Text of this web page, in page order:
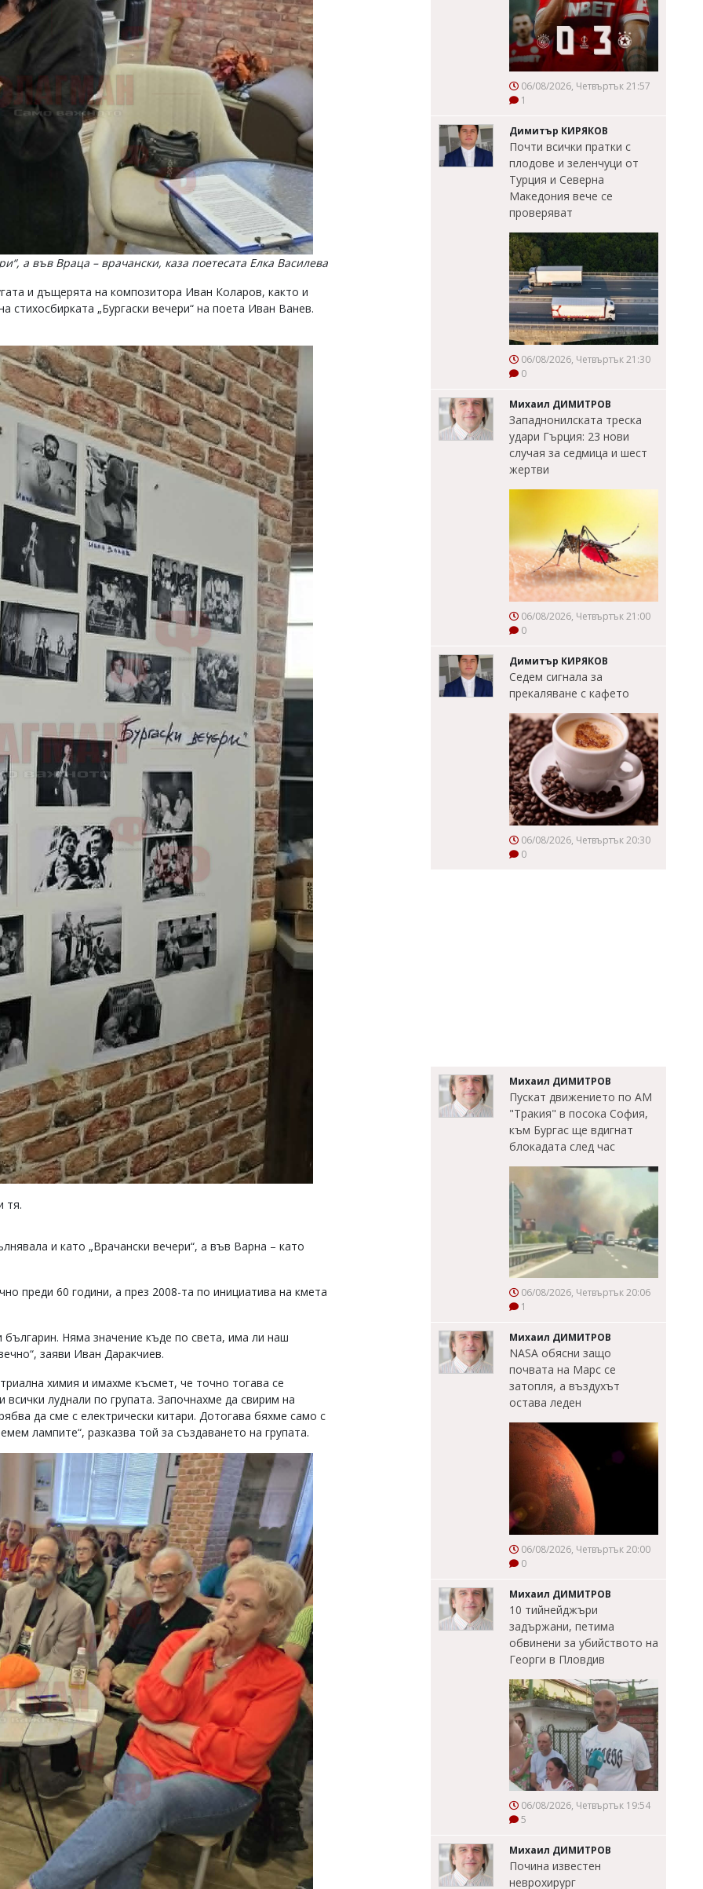
а във Враца – врачански, каза поетесата Елка Василева
и дъщерята на композитора Иван Коларов, както и
„Бургаски вечери“ на поета Иван Ванев.
тя.
и като „Врачански вечери“, а във Варна – като
преди 60 години, а през 2008-та по инициатива на кмета
Няма значение къде по света, има ли наш
заяви Иван Даракчиев.
химия и имахме късмет, че точно тогава се
луднали по групата. Започнахме да свирим на
да сме с електрически китари. Дотогава бяхме само с
лампите“, разказва той за създаването на групата.
06/08/2026, Четвъртък 21:57
1
Димитър КИРЯКОВ
Почти всички пратки с
плодове и зеленчуци от
Турция и Северна
Македония вече се
проверяват
06/08/2026, Четвъртък 21:30
0
Михаил ДИМИТРОВ
Западнонилската треска
удари Гърция: 23 нови
случая за седмица и шест
жертви
06/08/2026, Четвъртък 21:00
0
Димитър КИРЯКОВ
Седем сигнала за
прекаляване с кафето
06/08/2026, Четвъртък 20:30
0
Михаил ДИМИТРОВ
Пускат движението по АМ
"Тракия" в посока София,
към Бургас ще вдигнат
блокадата след час
06/08/2026, Четвъртък 20:06
1
Михаил ДИМИТРОВ
NASA обясни защо
почвата на Марс се
затопля, а въздухът
остава леден
06/08/2026, Четвъртък 20:00
0
Михаил ДИМИТРОВ
10 тийнейджъри
задържани, петима
обвинени за убийството на
Георги в Пловдив
06/08/2026, Четвъртък 19:54
5
Михаил ДИМИТРОВ
Почина известен
неврохирург